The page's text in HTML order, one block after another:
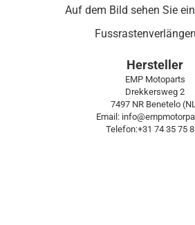
Auf dem Bild sehen Sie
Hersteller
EMP Motoparts
Drekkersweg 2
7497 NR Benetelo
Email:
Telefon:+31 74 35 75